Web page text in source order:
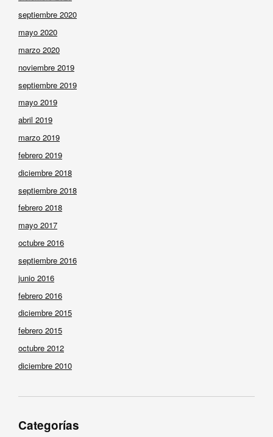
septiembre 2020
mayo 2020
marzo 2020
noviembre 2019
septiembre 2019
mayo 2019
abril 2019
marzo 2019
febrero 2019
diciembre 2018
septiembre 2018
febrero 2018
mayo 2017
octubre 2016
septiembre 2016
junio 2016
febrero 2016
diciembre 2015
febrero 2015
octubre 2012
diciembre 2010
Categorías